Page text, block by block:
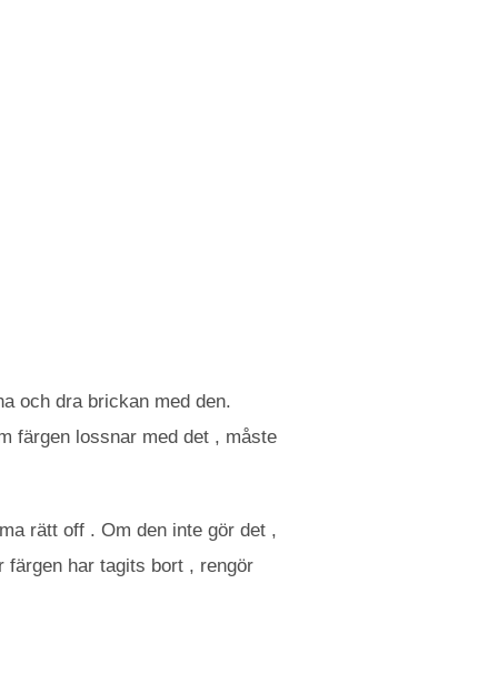
och dra brickan med den.
färgen lossnar med det , måste
rätt off . Om den inte gör det ,
har tagits bort , rengör